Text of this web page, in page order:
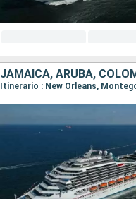
JAMAICA, ARUBA,